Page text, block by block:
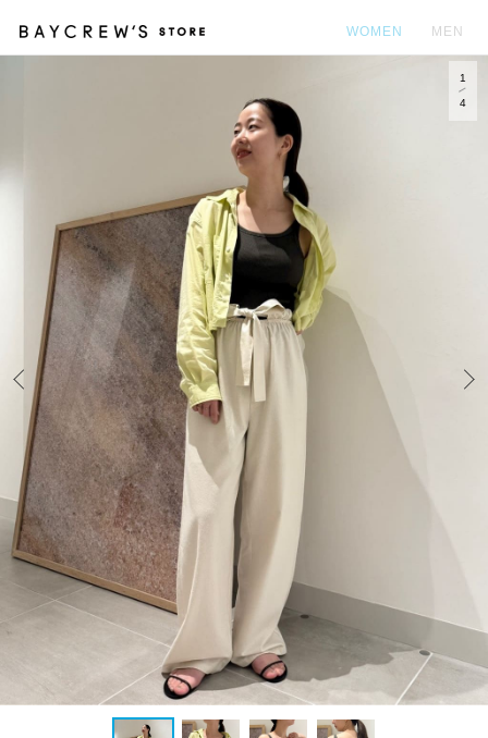
WOMEN MEN
Prev
1
4